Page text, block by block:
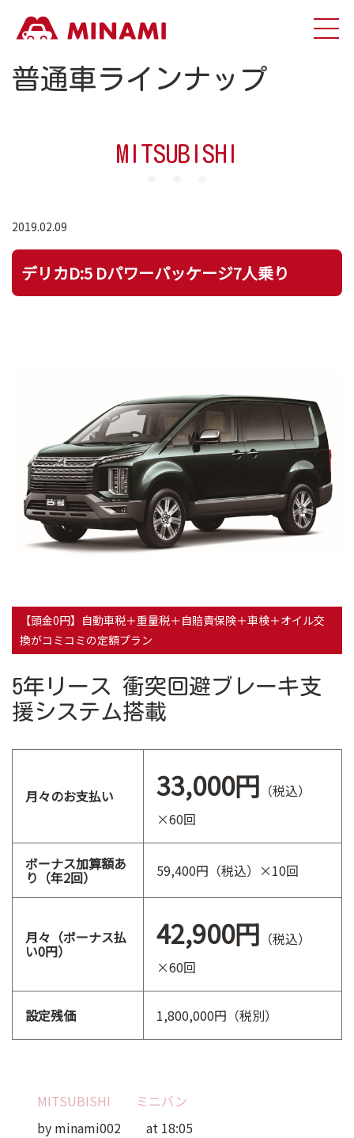
普通車ラインナップ
MITSUBISHI
2019.02.09
デリカD:5 Dパワーパッケージ7人乗り
5年リース 衝突回避ブレーキ支
援システム搭載
【頭金0円】自動車税＋重量税＋自賠責保険＋車検＋オイル交
換がコミコミの定額プラン
月々のお支払い 33,000円 （税込）
×60回
ボーナス加算額あ
り（年2回） 59,400円（税込）×10回
月々（ボーナス払
い0円） 42,900円 （税込）
×60回
設定残価 1,800,000円（税別）
MITSUBISHI
ミニバン
by minami002
at 18:05